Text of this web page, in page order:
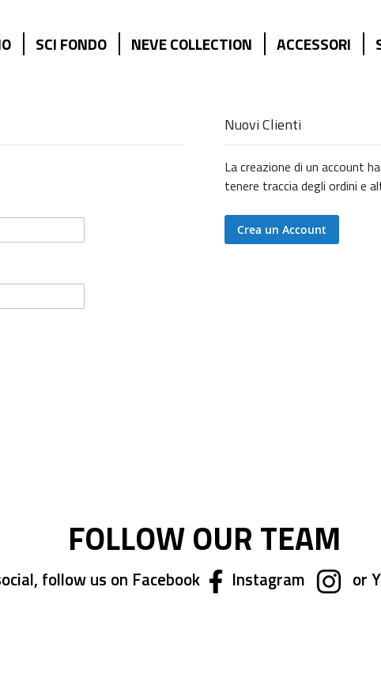
SCI FONDO NEVE COLLECTION ACCESSORI
Nuovi Clienti
La creazione di un account
tenere traccia degli ordini e
Crea un Account
FOLLOW OUR TEAM
follow us on Facebook Instagram or